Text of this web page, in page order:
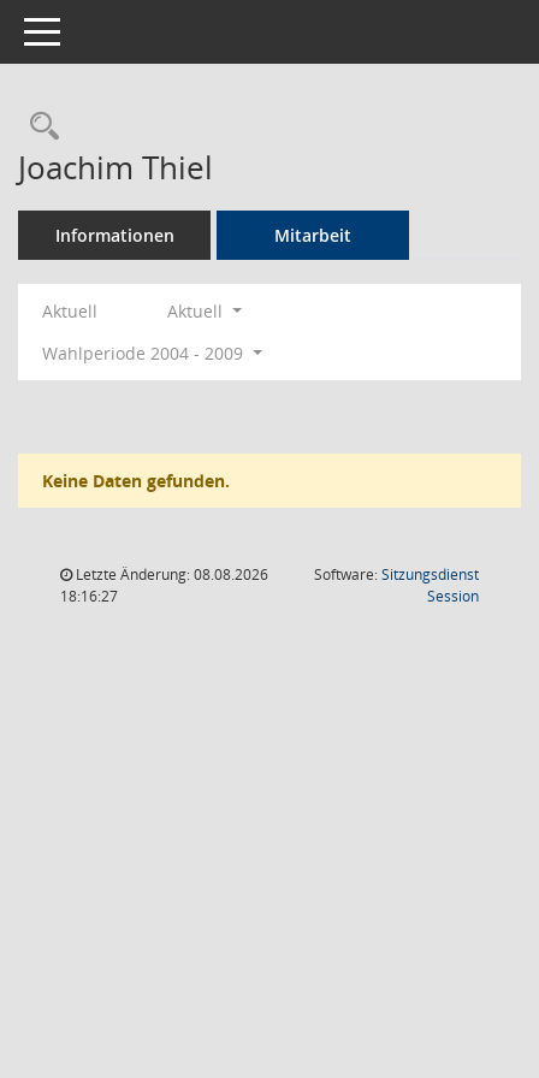
Toggle navigation
Rechercheauswahl
Joachim Thiel
Informationen Mitarbeit
Aktuell
Aktuell
Wahlperiode 2004 - 2009
Keine Daten gefunden.
Letzte Änderung: 08.08.2026
18:16:27
Software:Sitzungsdienst
Session(Wird in